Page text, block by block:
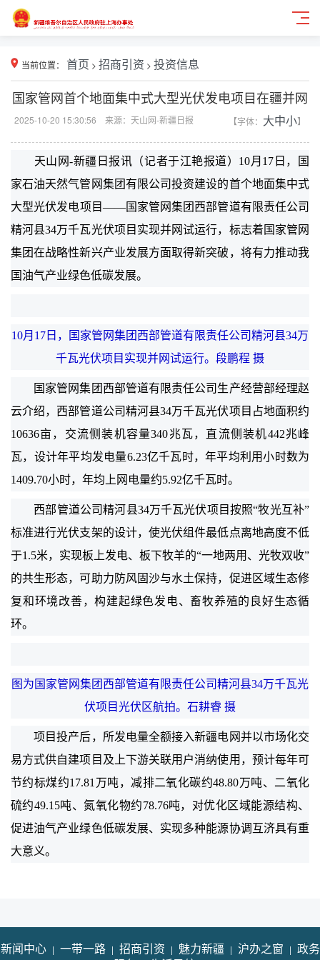
当前位置： 首页 > 招商引资 > 投资信息
国家管网首个地面集中式大型光伏发电项目在疆并网
2025-10-20 15:30:56 来源：天山网-新疆日报 【字体： 大中小】
天山网-新疆日报讯（记者于江艳报道）10月17日，国
家石油天然气管网集团有限公司投资建设的首个地面集中式
大型光伏发电项目——国家管网集团西部管道有限责任公司
精河县34万千瓦光伏项目实现并网试运行，标志着国家管网
集团在战略性新兴产业发展方面取得新突破，将有力推动我
国油气产业绿色低碳发展。
10月17日，国家管网集团西部管道有限责任公司精河县34万
千瓦光伏项目实现并网试运行。段鹏程 摄
国家管网集团西部管道有限责任公司生产经营部经理赵
云介绍，西部管道公司精河县34万千瓦光伏项目占地面积约
10636亩，交流侧装机容量340兆瓦，直流侧装机442兆峰
瓦，设计年平均发电量6.23亿千瓦时，年平均利用小时数为
1409.70小时，年均上网电量约5.92亿千瓦时。
西部管道公司精河县34万千瓦光伏项目按照“牧光互补”
标准进行光伏支架的设计，使光伏组件最低点离地高度不低
于1.5米，实现板上发电、板下牧羊的“一地两用、光牧双收”
的共生形态，可助力防风固沙与水土保持，促进区域生态修
复和环境改善，构建起绿色发电、畜牧养殖的良好生态循
环。
图为国家管网集团西部管道有限责任公司精河县34万千瓦光
伏项目光伏区航拍。石耕睿 摄
项目投产后，所发电量全额接入新疆电网并以市场化交
易方式供自建项目及上下游关联用户消纳使用，预计每年可
节约标煤约17.81万吨，减排二氧化碳约48.80万吨、二氧化
硫约49.15吨、氮氧化物约78.76吨，对优化区域能源结构、
促进油气产业绿色低碳发展、实现多种能源协调互济具有重
大意义。
新闻中心 | 一带一路 | 招商引资 | 魅力新疆 | 沪办之窗 | 政务